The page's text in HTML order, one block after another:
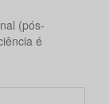
(pós-
é